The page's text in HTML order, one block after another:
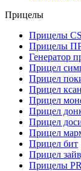
Прицелы
Прицелы
Прицелы
Генератор
Прицел
Прицел
Прицел
Прицел
Прицел
Прицел
Прицел
Прицел бит
Прицел
Прицелы